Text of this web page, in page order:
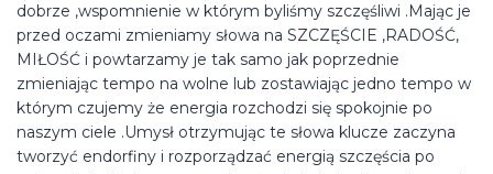
dobrze ,wspomnienie w którym byliśmy szczęśliwi .Mając je
przed oczami zmieniamy słowa na SZCZĘŚCIE ,RADOŚĆ,
MIŁOŚĆ i powtarzamy je tak samo jak poprzednie
zmieniając tempo na wolne lub zostawiając jedno tempo w
którym czujemy że energia rozchodzi się spokojnie po
naszym ciele .Umysł otrzymując te słowa klucze zaczyna
tworzyć endorfiny i rozporządzać energią szczęścia po